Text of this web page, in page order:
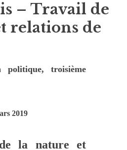
– Travail de
relations de
politique, troisième
2019
la nature et